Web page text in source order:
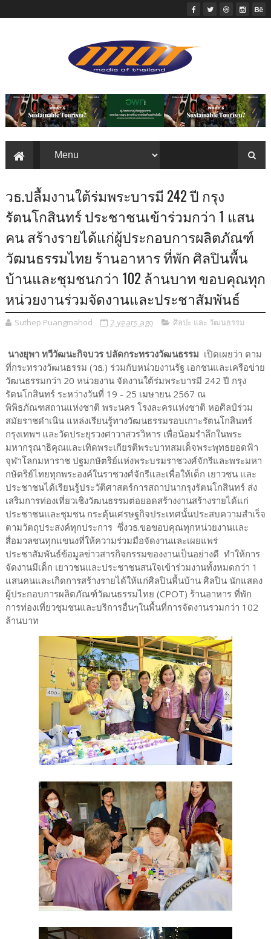
วธ.ปลื้มงานใต้ร่มพระบารมี 242 ปี กรุง
รัตนโกสินทร์ ประชาชนเข้าร่วมกว่า 1 แสน
คน สร้างรายได้แก่ผู้ประกอบการผลิตภัณฑ์
วัฒนธรรมไทย ร้านอาหาร ที่พัก ศิลปินพื้น
บ้านและชุมชนกว่า 102 ล้านบาท ขอบคุณทุก
หน่วยงานร่วมจัดงานและประชาสัมพันธ์
Suthep Puangmahod 2 years ago ศิลปะ และ วัฒนธรรม
นางยุพา ทวีวัฒนะกิจบวร ปลัดกระทรวงวัฒนธรรม เปิดเผยว่า ตาม
ที่กระทรวงวัฒนธรรม (วธ.) ร่วมกับหน่วยงานรัฐ เอกชนและเครือข่าย
วัฒนธรรมกว่า 20 หน่วยงาน จัดงานใต้ร่มพระบารมี 242 ปี กรุง
รัตนโกสินทร์ ระหว่างวันที่ 19 - 25 เมษายน 2567 ณ
พิพิธภัณฑสถานแห่งชาติ พระนคร โรงละครแห่งชาติ หอศิลป์ร่วม
สมัยราชดำเนิน แหล่งเรียนรู้ทางวัฒนธรรมรอบเกาะรัตนโกสินทร์
กรุงเทพฯ และวัดประยุรวงศาวาสวรวิหาร เพื่อน้อมรำลึกในพระ
มหากรุณาธิคุณและเทิดพระเกียรติพระบาทสมเด็จพระพุทธยอดฟ้า
จุฬาโลกมหาราช ปฐมกษัตริย์แห่งพระบรมราชวงศ์จักรีและพระมหา
กษัตริย์ไทยทุกพระองค์ในราชวงศ์จักรีและเพื่อให้เด็ก เยาวชน และ
ประชาชนได้เรียนรู้ประวัติศาสตร์การสถาปนากรุงรัตนโกสินทร์ ส่ง
เสริมการท่องเที่ยวเชิงวัฒนธรรมต่อยอดสร้างงานสร้างรายได้แก่
ประชาชนและชุมชน กระตุ้นเศรษฐกิจประเทศนั้นประสบความสำเร็จ
ตามวัตถุประสงค์ทุกประการ ซึ่งวธ.ขอขอบคุณทุกหน่วยงานและ
สื่อมวลชนทุกแขนงที่ให้ความร่วมมือจัดงานและเผยแพร่
ประชาสัมพันธ์ข้อมูลข่าวสารกิจกรรมของงานเป็นอย่างดี ทำให้การ
จัดงานมีเด็ก เยาวชนและประชาชนสนใจเข้าร่วมงานทั้งหมดกว่า 1
แสนคนและเกิดการสร้างรายได้ให้แก่ศิลปินพื้นบ้าน ศิลปิน นักแสดง
ผู้ประกอบการผลิตภัณฑ์วัฒนธรรมไทย (CPOT) ร้านอาหาร ที่พัก
การท่องเที่ยวชุมชนและบริการอื่นๆในพื้นที่การจัดงานรวมกว่า 102
ล้านบาท